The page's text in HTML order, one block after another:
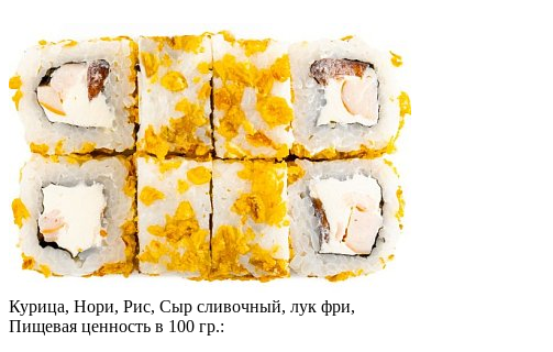
Курица, Нори, Рис, Сыр сливочный, лук фри,
Пищевая ценность в 100 гр.: